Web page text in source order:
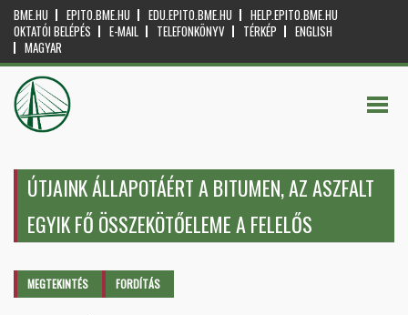
BME.HU EPITO.BME.HU EDU.EPITO.BME.HU
HELP.EPITO.BME.HU
OKTATÓI BELÉPÉS
E-MAIL TELEFONKÖNYV TÉRKÉP
ENGLISH
MAGYAR
ÚTJAINK ÁLLAPOTÁÉRT A BITUMEN, AZ ASZFALT
EGYIK FŐ ÖSSZEKÖTŐELEME A FELELŐS
Elsődleges fülek
MEGTEKINTÉS (AKTÍVFORDÍTÁS